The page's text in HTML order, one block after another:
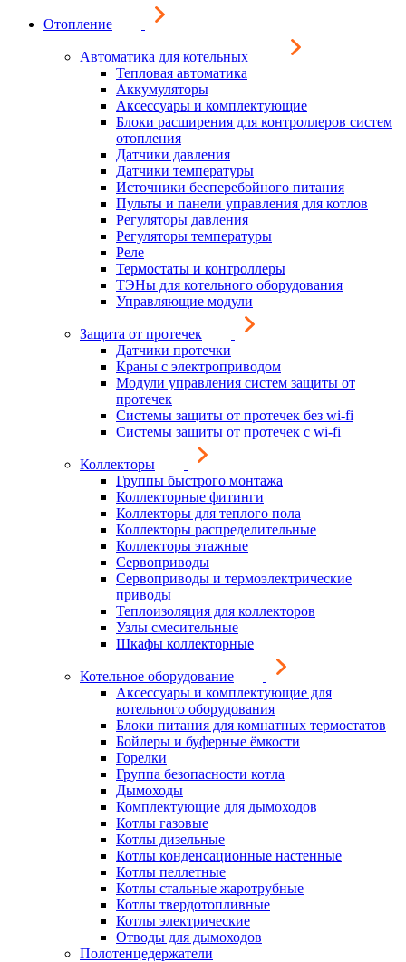
Отопление
Автоматика для котельных
Тепловая автоматика
Аккумуляторы
Аксессуары и комплектующие
Блоки расширения для контроллеров систем
отопления
Датчики давления
Датчики температуры
Источники бесперебойного питания
Пульты и панели управления для котлов
Регуляторы давления
Регуляторы температуры
Реле
Термостаты и контроллеры
ТЭНы для котельного оборудования
Управляющие модули
Защита от протечек
Датчики протечки
Краны с электроприводом
Модули управления систем защиты от
протечек
Системы защиты от протечек без wi-fi
Системы защиты от протечек с wi-fi
Коллекторы
Группы быстрого монтажа
Коллекторные фитинги
Коллекторы для теплого пола
Коллекторы распределительные
Коллекторы этажные
Сервоприводы
Сервоприводы и термоэлектрические
приводы
Теплоизоляция для коллекторов
Узлы смесительные
Шкафы коллекторные
Котельное оборудование
Аксессуары и комплектующие для
котельного оборудования
Блоки питания для комнатных термостатов
Бойлеры и буферные ёмкости
Горелки
Группа безопасности котла
Дымоходы
Комплектующие для дымоходов
Котлы газовые
Котлы дизельные
Котлы конденсационные настенные
Котлы пеллетные
Котлы стальные жаротрубные
Котлы твердотопливные
Котлы электрические
Отводы для дымоходов
Полотенцедержатели